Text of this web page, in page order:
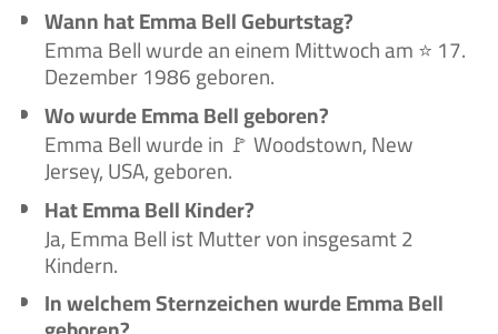
Wann hat Emma Bell Geburtstag?
Emma Bell wurde an einem Mittwoch am ⭐ 17.
Dezember 1986 geboren.
Wo wurde Emma Bell geboren?
Emma Bell wurde in 🚩 Woodstown, New
Jersey, USA, geboren.
Hat Emma Bell Kinder?
Ja, Emma Bell ist Mutter von insgesamt 2
Kindern.
In welchem Sternzeichen wurde Emma Bell